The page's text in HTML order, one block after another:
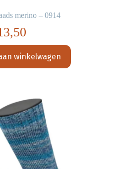
merino – 0914
winkelwagen